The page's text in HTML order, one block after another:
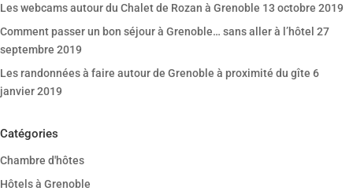
Les webcams autour du Chalet de Rozan à Grenoble 13 octobre 2019
Comment passer un bon séjour à Grenoble… sans aller à l’hôtel 27
septembre 2019
Les randonnées à faire autour de Grenoble à proximité du gîte 6
janvier 2019
Catégories
Chambre d'hôtes
Hôtels à Grenoble